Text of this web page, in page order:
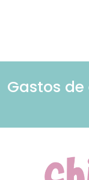
Gastos